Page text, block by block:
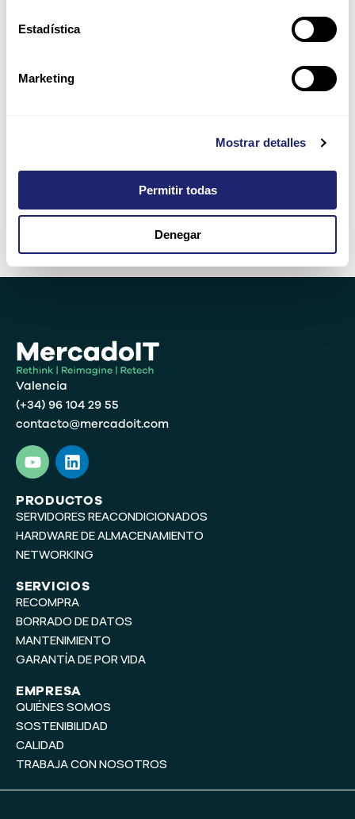
Estadística
Marketing
Mostrar detalles
Permitir todas
Denegar
Guarda mi nombre, correo electrónico y web en este
dieciocho + seis =
Alternative:
Valencia
(+34) 96 104 29 55
contacto@mercadoit.com
Y
o
u
t
u
b
e
L
i
n
k
e
d
i
PRODUCTOS
SERVIDORES REACONDICIONADOS
HARDWARE DE ALMACENAMIENTO
NETWORKING
SERVICIOS
RECOMPRA
BORRADO DE DATOS
MANTENIMIENTO
GARANTÍA DE POR VIDA
EMPRESA
QUIÉNES SOMOS
SOSTENIBILIDAD
CALIDAD
TRABAJA CON NOSOTROS